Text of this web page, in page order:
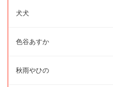
犬犬
色谷あすか
秋雨やひの